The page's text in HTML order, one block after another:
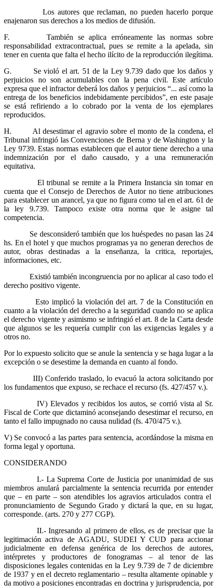
Los autores que reclaman, no pueden hacerlo porque
enajenaron sus derechos a los medios de difusión.
F. También se aplica erróneamente las normas sobre
responsabilidad extracontractual, pues se remite a la apelada, sin
tener en cuenta que falta el hecho ilícito de la reproducción ilegítima.
G. Se violó el art. 51 de la Ley 9.739 dado que los daños y
perjuicios no son acumulables con la pena civil. Este artículo
expresa que el infractor deberá los daños y perjuicios “... así como la
entrega de los beneficios indebidamente percibidos”, en este pasaje
se está refiriendo a lo cobrado por la venta de los ejemplares
reproducidos.
H. Al desestimar el agravio sobre el monto de la condena, el
Tribunal infringió las Convenciones de Berna y de Washington y la
Ley 9739. Estas normas establecen que el autor tiene derecho a una
indemnización por el daño causado, y a una remuneración
equitativa.
El tribunal se remite a la Primera Instancia sin tomar en
cuenta que el Consejo de Derechos de Autor no tiene atribuciones
para establecer un arancel, ya que no figura como tal en el art. 61 de
la ley 9.739. Tampoco existe otra norma que le asigne tal
competencia.
Se desconsideró también que los huéspedes no pasan las 24
hs. En el hotel y que muchos programas ya no generan derechos de
autor, obras destinadas a la enseñanza, la critica, reportajes,
informaciones, etc.
Existió también incongruencia por no aplicar al caso todo el
derecho positivo vigente.
Esto implicó la violación del art. 7 de la Constitución en
cuanto a la violación del derecho a la seguridad cuando no se aplica
el derecho vigente y asimismo se infringió el art. 8 de la Carta desde
que algunos se les requería cumplir con las exigencias legales y a
otros no.
Por lo expuesto solicito que se anule la sentencia y se haga lugar a la
excepción o se desestime la demanda en cuanto al fondo.
III) Conferido traslado, lo evacuó la actora solicitando por
los fundamentos que expuso, se rechace el recurso (fs. 427/457 v.).
IV) Elevados y recibidos los autos, se corrió vista al Sr.
Fiscal de Corte que dictaminó aconsejando desestimar el recurso, en
tanto el fallo impugnado no causa nulidad (fs. 470/475 v.).
V) Se convocó a las partes para sentencia, acordándose la misma en
forma legal y oportuna.
CONSIDERANDO
I.- La Suprema Corte de Justicia por unanimidad de sus
miembros anulará parcialmente la sentencia recurrida por entender
que – en parte – son atendibles los agravios articulados contra el
pronunciamiento de Segundo Grado y dictará la que, en su lugar,
corresponde. (arts. 270 y 277 CGP).
II.- Ingresando al primero de ellos, es de precisar que la
legitimación activa de AGADU, SUDEI Y CUD para accionar
judicialmente en defensa genérica de los derechos de autores,
intérpretes y productores de fonogramas – al tenor de las
disposiciones legales contenidas en la Ley 9.739 de 7 de diciembre
de 1937 y en el decreto reglamentario – resulta altamente opinable y
da motivo a posiciones encontradas en doctrina y jurisprudencia, por